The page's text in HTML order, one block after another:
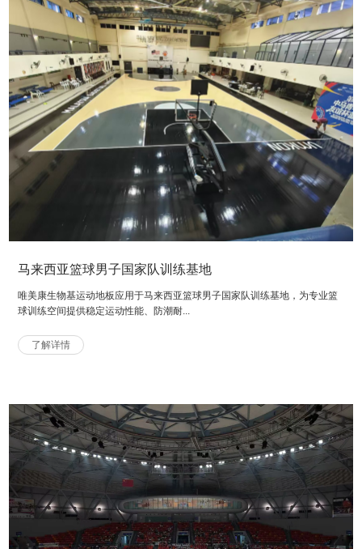
马来西亚篮球男子国家队训练基地
唯美康生物基运动地板应用于马来西亚篮球男子国家队训练基地，为专业篮
球训练空间提供稳定运动性能、防潮耐...
了解详情